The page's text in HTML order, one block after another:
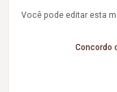
Você pode editar esta
Concordo